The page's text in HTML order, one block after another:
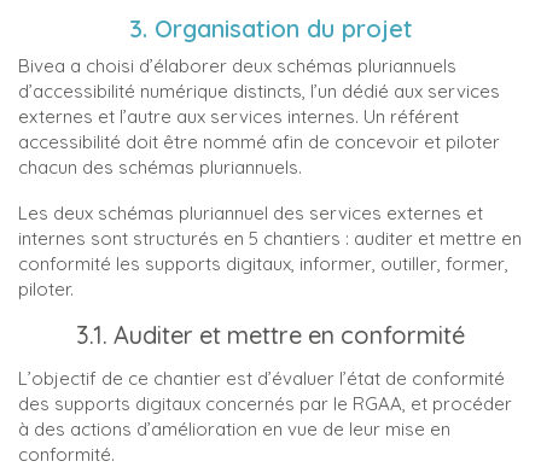
3. Organisation du projet
Bivea a choisi d’élaborer deux schémas pluriannuels
d’accessibilité numérique distincts, l’un dédié aux services
externes et l’autre aux services internes. Un référent
accessibilité doit être nommé afin de concevoir et piloter
chacun des schémas pluriannuels.
Les deux schémas pluriannuel des services externes et
internes sont structurés en 5 chantiers : auditer et mettre en
conformité les supports digitaux, informer, outiller, former,
piloter.
3.1. Auditer et mettre en conformité
L’objectif de ce chantier est d’évaluer l’état de conformité
des supports digitaux concernés par le RGAA, et procéder
à des actions d’amélioration en vue de leur mise en
conformité.